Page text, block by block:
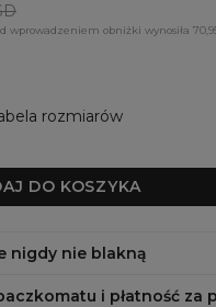
wprowadzeniem obniżki wynosiła
rozmiarów
DO KOSZYKA
nigdy nie blakną
i płatność za